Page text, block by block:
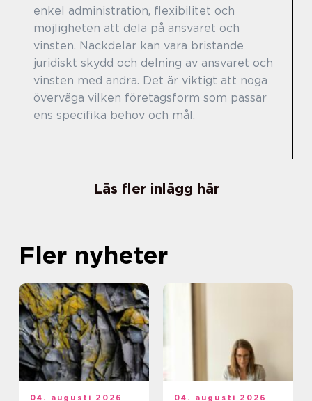
enkel administration, flexibilitet och
möjligheten att dela på ansvaret och
vinsten. Nackdelar kan vara bristande
juridiskt skydd och delning av ansvaret och
vinsten med andra. Det är viktigt att noga
överväga vilken företagsform som passar
ens specifika behov och mål.
Läs fler inlägg här
Fler nyheter
04. augusti 2026 04. augusti 2026